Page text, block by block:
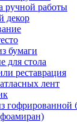
ручной работы
декор
бумаги
для стола
реставрация
лент
гофрированной